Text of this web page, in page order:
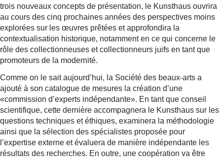
trois nouveaux concepts de présentation, le Kunsthaus ouvrira
au cours des cinq prochaines années des perspectives moins
explorées sur les œuvres prêtées et approfondira la
contextualisation historique, notamment en ce qui concerne le
rôle des collectionneuses et collectionneurs juifs en tant que
promoteurs de la modernité.
Comme on le sait aujourd’hui, la Société des beaux-arts a
ajouté à son catalogue de mesures la création d’une
«commission d’experts indépendante». En tant que conseil
scientifique, cette dernière accompagnera le Kunsthaus sur les
questions techniques et éthiques, examinera la méthodologie
ainsi que la sélection des spécialistes proposée pour
l’expertise externe et évaluera de manière indépendante les
résultats des recherches. En outre, une coopération va être